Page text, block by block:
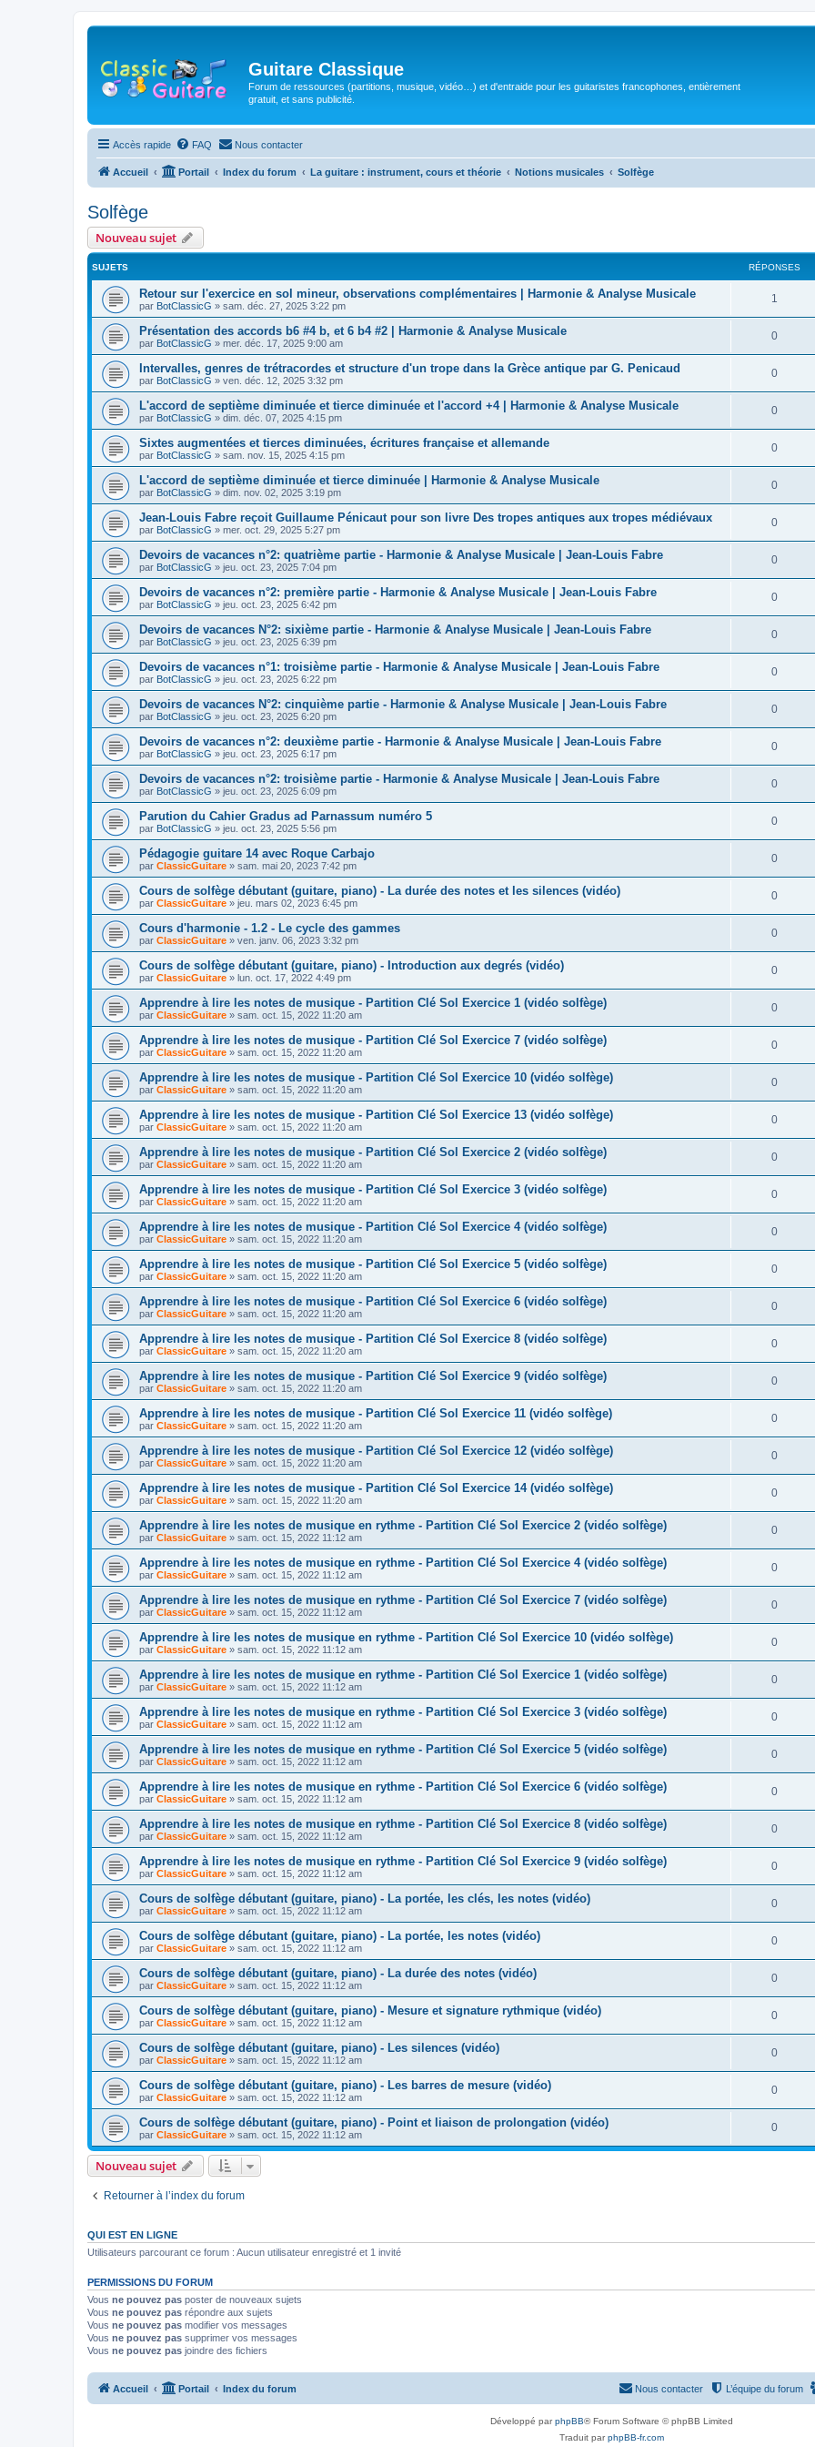
Guitare Classique
Forum de ressources (partitions, musique, vidéo…) et d'entraide pour les guitaristes francophones, entièrement
gratuit, et sans publicité.
Accès rapide FAQ Nous contacter
Accueil Portail Index du forum La guitare : instrument, cours et théorie Notions musicales Solfège
Solfège
Nouveau sujet
SUJETS RÉPONSES
Retour sur l'exercice en sol mineur, observations complémentaires | Harmonie & Analyse Musicale
par BotClassicG » sam. déc. 27, 2025 3:22 pm
1
é
o
n
s
s
Présentation des accords b6 #4 b, et 6 b4 #2 | Harmonie & Analyse Musicale
par BotClassicG » mer. déc. 17, 2025 9:00 am
0R
é
o
n
s
s
Intervalles, genres de trétracordes et structure d'un trope dans la Grèce antique par G. Penicaud
par BotClassicG » ven. déc. 12, 2025 3:32 pm
0R
é
o
n
s
s
L'accord de septième diminuée et tierce diminuée et l'accord +4 | Harmonie & Analyse Musicale
par BotClassicG » dim. déc. 07, 2025 4:15 pm
0R
é
o
n
s
s
Sixtes augmentées et tierces diminuées, écritures française et allemande
par BotClassicG » sam. nov. 15, 2025 4:15 pm
0R
é
o
n
s
s
L'accord de septième diminuée et tierce diminuée | Harmonie & Analyse Musicale
par BotClassicG » dim. nov. 02, 2025 3:19 pm
0R
é
o
n
s
s
Jean-Louis Fabre reçoit Guillaume Pénicaut pour son livre Des tropes antiques aux tropes médiévaux
par BotClassicG » mer. oct. 29, 2025 5:27 pm
0R
é
o
n
s
s
Devoirs de vacances n°2: quatrième partie - Harmonie & Analyse Musicale | Jean-Louis Fabre
par BotClassicG » jeu. oct. 23, 2025 7:04 pm
0R
é
o
n
s
s
Devoirs de vacances n°2: première partie - Harmonie & Analyse Musicale | Jean-Louis Fabre
par BotClassicG » jeu. oct. 23, 2025 6:42 pm
0R
é
o
n
s
s
Devoirs de vacances N°2: sixième partie - Harmonie & Analyse Musicale | Jean-Louis Fabre
par BotClassicG » jeu. oct. 23, 2025 6:39 pm
0R
é
o
n
s
s
Devoirs de vacances n°1: troisième partie - Harmonie & Analyse Musicale | Jean-Louis Fabre
par BotClassicG » jeu. oct. 23, 2025 6:22 pm
0R
é
o
n
s
s
Devoirs de vacances N°2: cinquième partie - Harmonie & Analyse Musicale | Jean-Louis Fabre
par BotClassicG » jeu. oct. 23, 2025 6:20 pm
0R
é
o
n
s
s
Devoirs de vacances n°2: deuxième partie - Harmonie & Analyse Musicale | Jean-Louis Fabre
par BotClassicG » jeu. oct. 23, 2025 6:17 pm
0R
é
o
n
s
s
Devoirs de vacances n°2: troisième partie - Harmonie & Analyse Musicale | Jean-Louis Fabre
par BotClassicG » jeu. oct. 23, 2025 6:09 pm
0R
é
o
n
s
s
Parution du Cahier Gradus ad Parnassum numéro 5
par BotClassicG » jeu. oct. 23, 2025 5:56 pm
0R
é
o
n
s
s
Pédagogie guitare 14 avec Roque Carbajo
par ClassicGuitare » sam. mai 20, 2023 7:42 pm
0R
é
o
n
s
s
Cours de solfège débutant (guitare, piano) - La durée des notes et les silences (vidéo)
par ClassicGuitare » jeu. mars 02, 2023 6:45 pm
0R
é
o
n
s
s
Cours d'harmonie - 1.2 - Le cycle des gammes
par ClassicGuitare » ven. janv. 06, 2023 3:32 pm
0R
é
o
n
s
s
Cours de solfège débutant (guitare, piano) - Introduction aux degrés (vidéo)
par ClassicGuitare » lun. oct. 17, 2022 4:49 pm
0R
é
o
n
s
s
Apprendre à lire les notes de musique - Partition Clé Sol Exercice 1 (vidéo solfège)
par ClassicGuitare » sam. oct. 15, 2022 11:20 am
0R
é
o
n
s
s
Apprendre à lire les notes de musique - Partition Clé Sol Exercice 7 (vidéo solfège)
par ClassicGuitare » sam. oct. 15, 2022 11:20 am
0R
é
o
n
s
s
Apprendre à lire les notes de musique - Partition Clé Sol Exercice 10 (vidéo solfège)
par ClassicGuitare » sam. oct. 15, 2022 11:20 am
0R
é
o
n
s
s
Apprendre à lire les notes de musique - Partition Clé Sol Exercice 13 (vidéo solfège)
par ClassicGuitare » sam. oct. 15, 2022 11:20 am
0R
é
o
n
s
s
Apprendre à lire les notes de musique - Partition Clé Sol Exercice 2 (vidéo solfège)
par ClassicGuitare » sam. oct. 15, 2022 11:20 am
0R
é
o
n
s
s
Apprendre à lire les notes de musique - Partition Clé Sol Exercice 3 (vidéo solfège)
par ClassicGuitare » sam. oct. 15, 2022 11:20 am
0R
é
o
n
s
s
Apprendre à lire les notes de musique - Partition Clé Sol Exercice 4 (vidéo solfège)
par ClassicGuitare » sam. oct. 15, 2022 11:20 am
0R
é
o
n
s
s
Apprendre à lire les notes de musique - Partition Clé Sol Exercice 5 (vidéo solfège)
par ClassicGuitare » sam. oct. 15, 2022 11:20 am
0R
é
o
n
s
s
Apprendre à lire les notes de musique - Partition Clé Sol Exercice 6 (vidéo solfège)
par ClassicGuitare » sam. oct. 15, 2022 11:20 am
0R
é
o
n
s
s
Apprendre à lire les notes de musique - Partition Clé Sol Exercice 8 (vidéo solfège)
par ClassicGuitare » sam. oct. 15, 2022 11:20 am
0R
é
o
n
s
s
Apprendre à lire les notes de musique - Partition Clé Sol Exercice 9 (vidéo solfège)
par ClassicGuitare » sam. oct. 15, 2022 11:20 am
0R
é
o
n
s
s
Apprendre à lire les notes de musique - Partition Clé Sol Exercice 11 (vidéo solfège)
par ClassicGuitare » sam. oct. 15, 2022 11:20 am
0R
é
o
n
s
s
Apprendre à lire les notes de musique - Partition Clé Sol Exercice 12 (vidéo solfège)
par ClassicGuitare » sam. oct. 15, 2022 11:20 am
0R
é
o
n
s
s
Apprendre à lire les notes de musique - Partition Clé Sol Exercice 14 (vidéo solfège)
par ClassicGuitare » sam. oct. 15, 2022 11:20 am
0R
é
o
n
s
s
Apprendre à lire les notes de musique en rythme - Partition Clé Sol Exercice 2 (vidéo solfège)
par ClassicGuitare » sam. oct. 15, 2022 11:12 am
0R
é
o
n
s
s
Apprendre à lire les notes de musique en rythme - Partition Clé Sol Exercice 4 (vidéo solfège)
par ClassicGuitare » sam. oct. 15, 2022 11:12 am
0R
é
o
n
s
s
Apprendre à lire les notes de musique en rythme - Partition Clé Sol Exercice 7 (vidéo solfège)
par ClassicGuitare » sam. oct. 15, 2022 11:12 am
0R
é
o
n
s
s
Apprendre à lire les notes de musique en rythme - Partition Clé Sol Exercice 10 (vidéo solfège)
par ClassicGuitare » sam. oct. 15, 2022 11:12 am
0R
é
o
n
s
s
Apprendre à lire les notes de musique en rythme - Partition Clé Sol Exercice 1 (vidéo solfège)
par ClassicGuitare » sam. oct. 15, 2022 11:12 am
0R
é
o
n
s
s
Apprendre à lire les notes de musique en rythme - Partition Clé Sol Exercice 3 (vidéo solfège)
par ClassicGuitare » sam. oct. 15, 2022 11:12 am
0R
é
o
n
s
s
Apprendre à lire les notes de musique en rythme - Partition Clé Sol Exercice 5 (vidéo solfège)
par ClassicGuitare » sam. oct. 15, 2022 11:12 am
0R
é
o
n
s
s
Apprendre à lire les notes de musique en rythme - Partition Clé Sol Exercice 6 (vidéo solfège)
par ClassicGuitare » sam. oct. 15, 2022 11:12 am
0R
é
o
n
s
s
Apprendre à lire les notes de musique en rythme - Partition Clé Sol Exercice 8 (vidéo solfège)
par ClassicGuitare » sam. oct. 15, 2022 11:12 am
0R
é
o
n
s
s
Apprendre à lire les notes de musique en rythme - Partition Clé Sol Exercice 9 (vidéo solfège)
par ClassicGuitare » sam. oct. 15, 2022 11:12 am
0R
é
o
n
s
s
Cours de solfège débutant (guitare, piano) - La portée, les clés, les notes (vidéo)
par ClassicGuitare » sam. oct. 15, 2022 11:12 am
0R
é
o
n
s
s
Cours de solfège débutant (guitare, piano) - La portée, les notes (vidéo)
par ClassicGuitare » sam. oct. 15, 2022 11:12 am
0R
é
o
n
s
s
Cours de solfège débutant (guitare, piano) - La durée des notes (vidéo)
par ClassicGuitare » sam. oct. 15, 2022 11:12 am
0R
é
o
n
s
s
Cours de solfège débutant (guitare, piano) - Mesure et signature rythmique (vidéo)
par ClassicGuitare » sam. oct. 15, 2022 11:12 am
0R
é
o
n
s
Cours de solfège débutant (guitare, piano) - Les silences (vidéo)
par ClassicGuitare » sam. oct. 15, 2022 11:12 am
0R
é
o
n
Cours de solfège débutant (guitare, piano) - Les barres de mesure (vidéo)
par ClassicGuitare » sam. oct. 15, 2022 11:12 am
0R
é
Cours de solfège débutant (guitare, piano) - Point et liaison de prolongation (vidéo)
par ClassicGuitare » sam. oct. 15, 2022 11:12 am
0R
é
s
s
Nouveau sujet
Retourner à l’index du forum
QUI EST EN LIGNE
Utilisateurs parcourant ce forum : Aucun utilisateur enregistré et 1 invité
PERMISSIONS DU FORUM
Vous ne pouvez pas poster de nouveaux sujets
Vous ne pouvez pas répondre aux sujets
Vous ne pouvez pas modifier vos messages
Vous ne pouvez pas supprimer vos messages
Vous ne pouvez pas joindre des fichiers
Accueil Portail Index du forum L’équipe du forum
Nous contacter
Développé parphpBB® Forum Software © phpBB Limited
Traduit parphpBB-fr.com